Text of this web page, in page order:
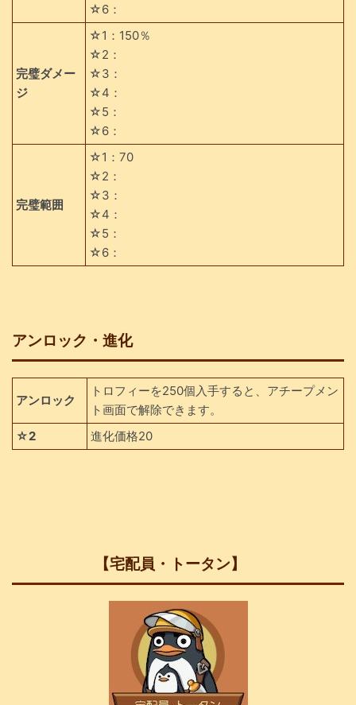
☆6：
完璧ダメー
ジ
☆1：150％
☆2：
☆3：
☆4：
☆5：
☆6：
完璧範囲
☆1：70
☆2：
☆3：
☆4：
☆5：
☆6：
アンロック・進化
アンロック
トロフィーを250個入手すると、アチープメン
ト画面で解除できます。
☆2
進化価格20
【宅配員・トータン】